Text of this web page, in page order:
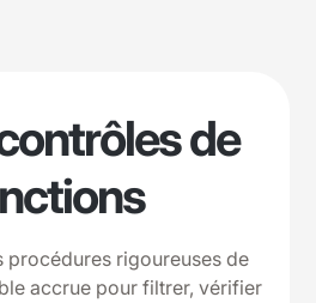
de
procédures rigoureuses de
accrue pour filtrer, vérifier